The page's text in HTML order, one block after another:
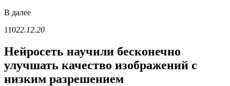
В далее
11022.12.20
Нейросеть научили бесконечно
улучшать качество изображений с
низким разрешением